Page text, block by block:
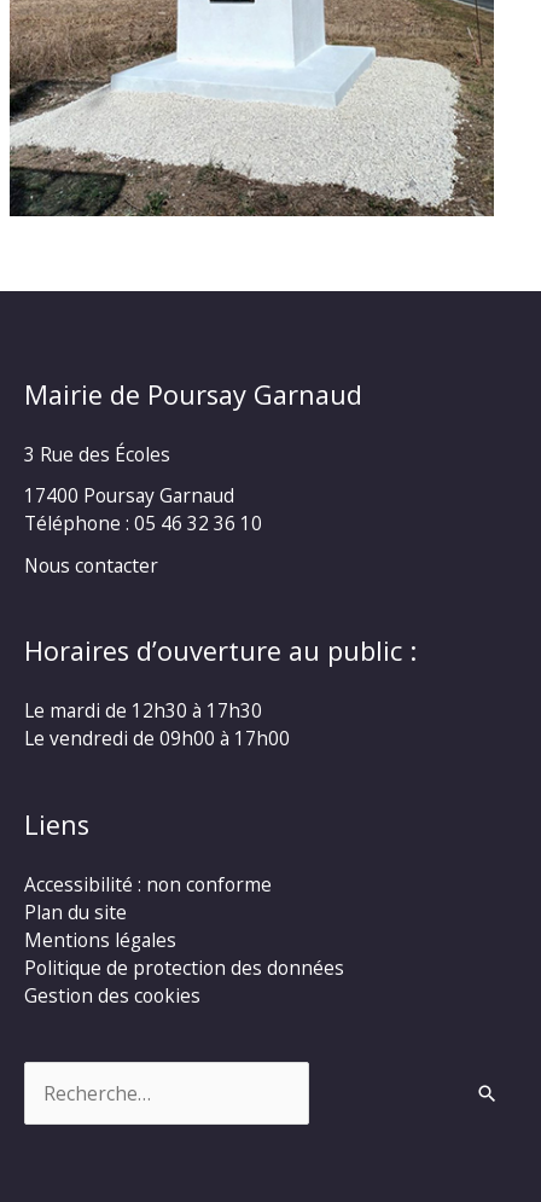
Mairie de Poursay Garnaud
3 Rue des Écoles
17400 Poursay Garnaud
Téléphone : 05 46 32 36 10
Nous contacter
Horaires d’ouverture au public :
Le mardi de 12h30 à 17h30
Le vendredi de 09h00 à 17h00
Liens
Accessibilité : non conforme
Plan du site
Mentions légales
Politique de protection des données
Gestion des cookies